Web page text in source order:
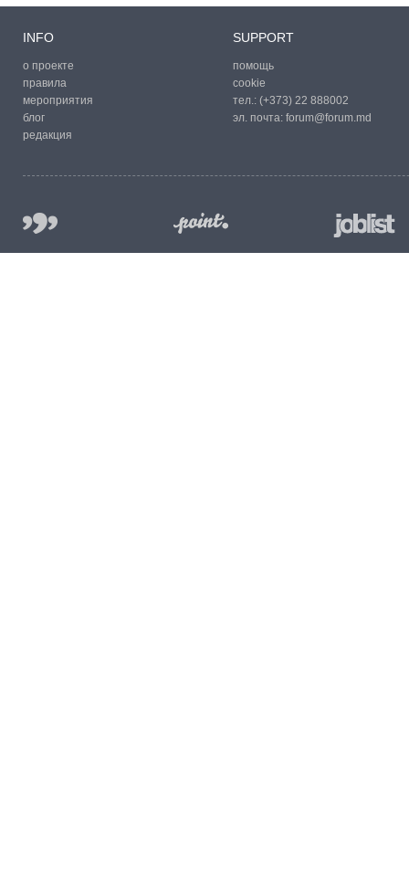
INFO
о проекте
правила
мероприятия
блог
редакция
SUPPORT
помощь
cookie
тел.: (+373) 22 888002
эл. почта: forum@forum.md